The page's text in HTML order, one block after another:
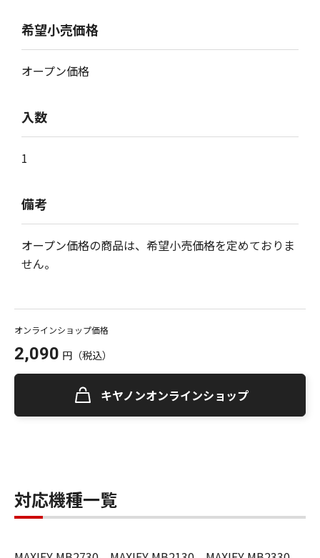
希望小売価格
オープン価格
入数
1
備考
オープン価格の商品は、希望小売価格を定めておりま
せん。
オンラインショップ価格
2,090 円 （税込）
キヤノンオンラインショップ
対応機種一覧